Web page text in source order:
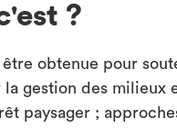
?
obtenue pour
gestion des milieux
paysager ;